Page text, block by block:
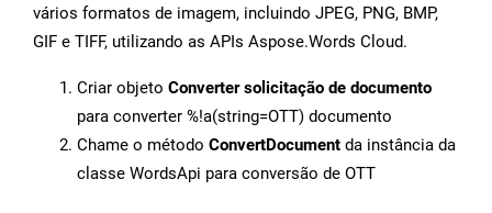
vários formatos de imagem, incluindo JPEG, PNG, BMP,
GIF e TIFF, utilizando as APIs Aspose.Words Cloud.
Criar objeto Converter solicitação de documento
para converter %!a(string=OTT) documento
Chame o método ConvertDocument da instância da
classe WordsApi para conversão de OTT